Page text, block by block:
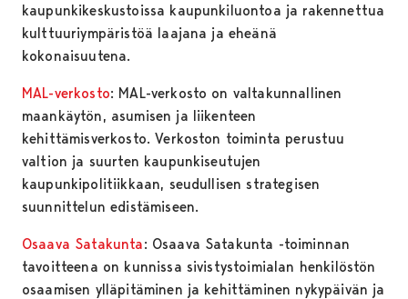
kaupunkikeskustoissa kaupunkiluontoa ja rakennettua
kulttuuriympäristöä laajana ja eheänä
kokonaisuutena.
MAL-verkosto: MAL-verkosto on valtakunnallinen
maankäytön, asumisen ja liikenteen
kehittämisverkosto. Verkoston toiminta perustuu
valtion ja suurten kaupunkiseutujen
kaupunkipolitiikkaan, seudullisen strategisen
suunnittelun edistämiseen.
Osaava Satakunta: Osaava Satakunta -toiminnan
tavoitteena on kunnissa sivistystoimialan henkilöstön
osaamisen ylläpitäminen ja kehittäminen nykypäivän ja